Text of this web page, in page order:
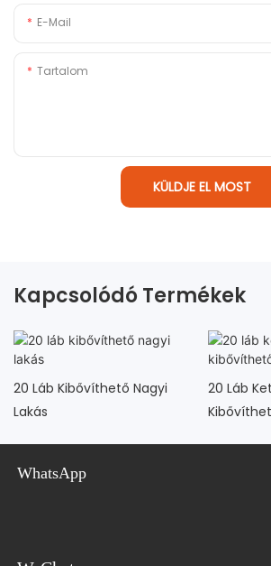
E-Mail
Tartalom
KÜLDJE EL MOST
Kapcsolódó Termékek
20 Láb Kibővíthető Nagyi
Lakás
20 Láb
WhatsApp